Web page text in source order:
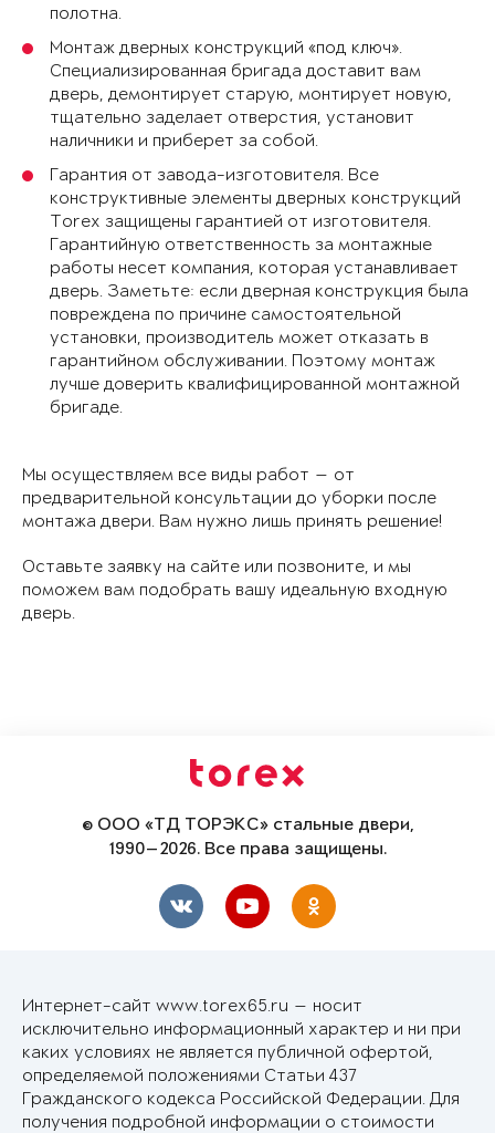
полотна.
Монтаж дверных конструкций «под ключ».
Специализированная бригада доставит вам
дверь, демонтирует старую, монтирует новую,
тщательно заделает отверстия, установит
наличники и приберет за собой.
Гарантия от завода-изготовителя. Все
конструктивные элементы дверных конструкций
Torex защищены гарантией от изготовителя.
Гарантийную ответственность за монтажные
работы несет компания, которая устанавливает
дверь. Заметьте: если дверная конструкция была
повреждена по причине самостоятельной
установки, производитель может отказать в
гарантийном обслуживании. Поэтому монтаж
лучше доверить квалифицированной монтажной
бригаде.
Мы осуществляем все виды работ — от
предварительной консультации до уборки после
монтажа двери. Вам нужно лишь принять решение!
Оставьте заявку на сайте или позвоните, и мы
поможем вам подобрать вашу идеальную входную
дверь.
© ООО «ТД ТОРЭКС» стальные двери,
1990—2026. Все права защищены.
Интернет-сайт www.torex65.ru — носит
исключительно информационный характер и ни при
каких условиях не является публичной офертой,
определяемой положениями Статьи 437
Гражданского кодекса Российской Федерации. Для
получения подробной информации о стоимости